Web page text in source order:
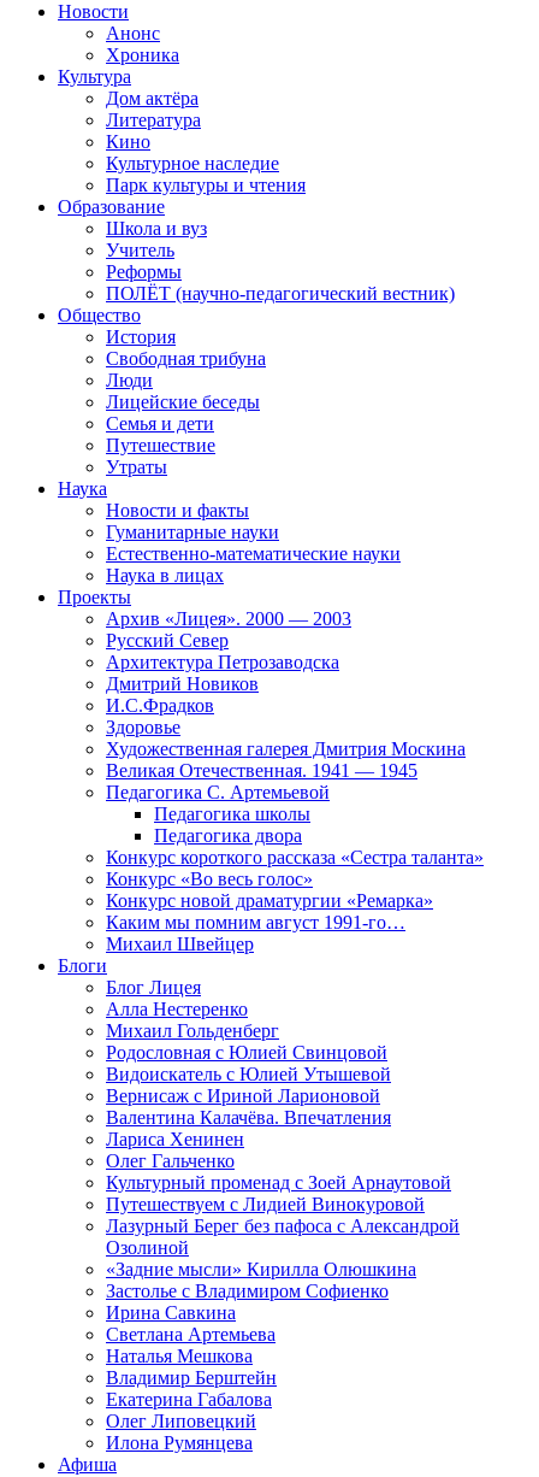
Новости
Анонс
Хроника
Культура
Дом актёра
Литература
Кино
Культурное наследие
Парк культуры и чтения
Образование
Школа и вуз
Учитель
Реформы
ПОЛЁТ (научно-педагогический вестник)
Общество
История
Свободная трибуна
Люди
Лицейские беседы
Семья и дети
Путешествие
Утраты
Наука
Новости и факты
Гуманитарные науки
Естественно-математические науки
Наука в лицах
Проекты
Архив «Лицея». 2000 — 2003
Русский Север
Архитектура Петрозаводска
Дмитрий Новиков
И.С.Фрадков
Здоровье
Художественная галерея Дмитрия Москина
Великая Отечественная. 1941 — 1945
Педагогика С. Артемьевой
Педагогика школы
Педагогика двора
Конкурс короткого рассказа «Сестра таланта»
Конкурс «Во весь голос»
Конкурс новой драматургии «Ремарка»
Каким мы помним август 1991-го…
Михаил Швейцер
Блоги
Блог Лицея
Алла Нестеренко
Михаил Гольденберг
Родословная с Юлией Свинцовой
Видоискатель с Юлией Утышевой
Вернисаж с Ириной Ларионовой
Валентина Калачёва. Впечатления
Лариса Хенинен
Олег Гальченко
Культурный променад с Зоей Арнаутовой
Путешествуем с Лидией Винокуровой
Лазурный Берег без пафоса с Александрой
Озолиной
«Задние мысли» Кирилла Олюшкина
Застолье с Владимиром Софиенко
Ирина Савкина
Светлана Артемьева
Наталья Мешкова
Владимир Берштейн
Екатерина Габалова
Олег Липовецкий
Илона Румянцева
Афиша